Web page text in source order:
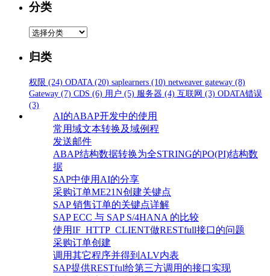
分类
分
归类
权限 (24) ODATA (20) saplearners (10) netweaver gateway (8)
Gateway (7) CDS (6) 用户 (5) 服务器 (4) 互联网 (3) ODATA错误
(3)
AI的ABAP开发中的使用
常用域文本转换及域例程
发送邮件
ABAP结构数据转换为全STRING的PO(PI)结构数
据
SAP中使用AI的分享
采购订单ME21N创建关键点
SAP 销售订单的关键点详解
SAP ECC 与 SAP S/4HANA 的比较
使用IF_HTTP_CLIENT做RESTfull接口的问题
采购订单创建
调用其它程序并得到ALV内表
SAP提供RESTful给第三方调用的接口实现